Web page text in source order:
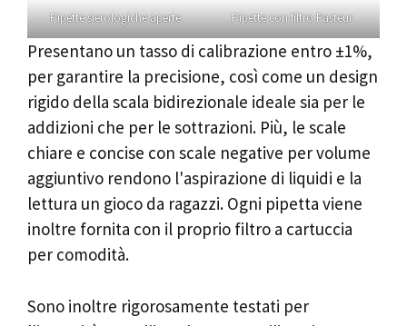
Pipette sierologiche aperte Pipette con filtro Pasteur
Presentano un tasso di calibrazione entro ±1%,
per garantire la precisione, così come un design
rigido della scala bidirezionale ideale sia per le
addizioni che per le sottrazioni. Più, le scale
chiare e concise con scale negative per volume
aggiuntivo rendono l'aspirazione di liquidi e la
lettura un gioco da ragazzi. Ogni pipetta viene
inoltre fornita con il proprio filtro a cartuccia
per comodità.
Sono inoltre rigorosamente testati per